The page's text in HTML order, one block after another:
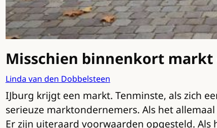
Misschien binnenkort markt
Linda van den Dobbelsteen
IJburg krijgt een markt. Tenminste, als zich
serieuze marktondernemers. Als het
Er zijn uiteraard voorwaarden opgesteld.